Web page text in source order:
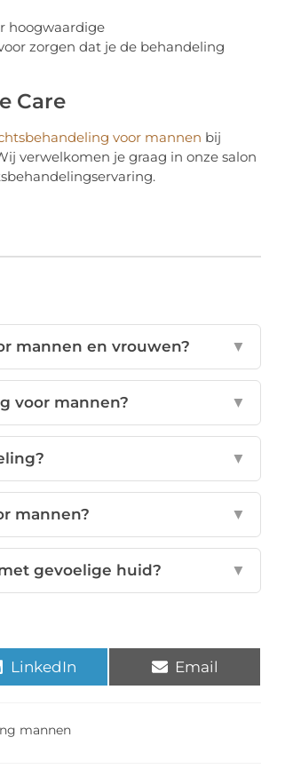
hoogwaardige
zorgen dat je de behandeling
Care
voor mannen bij
verwelkomen je graag in onze salon
mannen en vrouwen? ▼
voor mannen? ▼
▼
mannen? ▼
gevoelige huid? ▼
LinkedIn Email
mannen